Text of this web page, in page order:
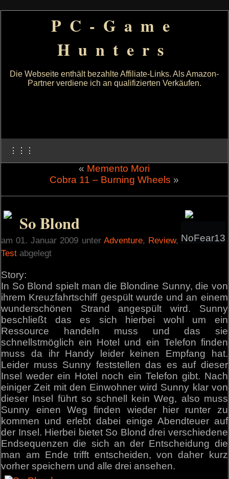
PC-Game
Hunters
Die Webseite enthält bezahlte Affiliate-Links. Als Amazon-
Partner verdiene ich an qualifizierten Verkäufen.
⋮⋮⋮
« Memento Mori
Cobra 11 – Burning Wheels »
NoFear13
So Blond
am 01. Januar 2009 unter Adventure, Review,
Test abgelegt
Story:
In So Blond spielt man die Blondine Sunny, die von
ihrem Kreuzfahrtschiff gespült wurde und an einem
wunderschönen Strand angespült wird. Sunny
beschließt das es sich hierbei wohl um ein
Ressource handeln muss und das sie
schnellstmöglich ein Hotel und ein Telefon finden
muss da ihr Handy leider keinen Empfang hat.
Leider muss Sunny feststellen das es auf dieser
Insel weder ein Hotel noch ein Telefon gibt. Nach
einiger Zeit mit den Einwohner wird Sunny klar von
dieser Insel führt so schnell kein Weg, also muss
Sunny einen Weg finden wieder hier runter zu
kommen und erlebt dabei einige Abendteuer auf
der Insel. Hierbei bietet So Blond drei verschiedene
Endsequenzen die sich an der Entscheidung die
man am Ende trifft entscheiden, von daher kurz
vorher speichern und alle drei ansehen.